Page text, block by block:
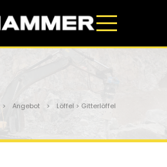
> Angebot > Löffel > Gitterlöffel